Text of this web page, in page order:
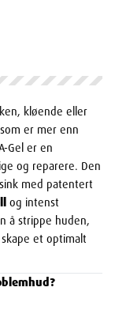
kløende eller
er mer enn
Gel er en
og reparere. Den
med patentert
og intenst
å strippe huden,
et optimalt